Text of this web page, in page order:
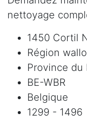
nettoyage
1450 Cortil
Région
Province du
BE-WBR
Belgique
1299 - 1496